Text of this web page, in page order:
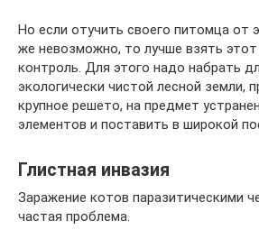
Но если отучить своего питомца от
же невозможно, то лучше взять
контроль. Для этого надо набрать
экологически чистой лесной земли,
крупное решето, на предмет
элементов и поставить в широкой
Глистная инвазия
Заражение котов паразитическими
частая проблема.